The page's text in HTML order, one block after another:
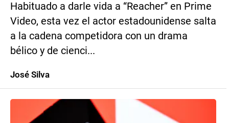
Habituado a darle vida a “Reacher” en Prime
Video, esta vez el actor estadounidense salta
a la cadena competidora con un drama
bélico y de cienci...
José Silva